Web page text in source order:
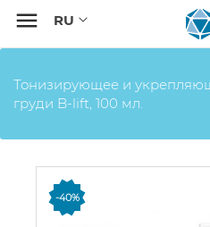

Тонизирующее и
груди B-lift, 100 мл.
-40%